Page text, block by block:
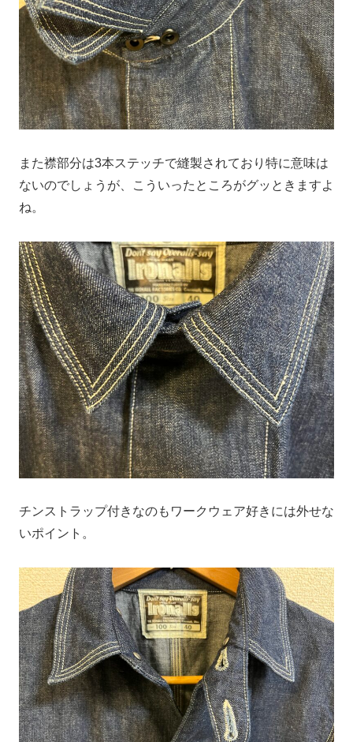
また襟部分は3本ステッチで縫製されており特に意味は
ないのでしょうが、こういったところがグッときますよ
ね。
チンストラップ付きなのもワークウェア好きには外せな
いポイント。